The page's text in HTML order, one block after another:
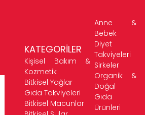
KATEGORİLER
Kişisel Bakım &
Kozmetik
Bitkisel Yağlar
Gıda Takviyeleri
Bitkisel Macunlar
Anne &
Bebek
Diyet
Takviyeleri
Sirkeler
Organik &
Doğal
Gıda
Ürünleri